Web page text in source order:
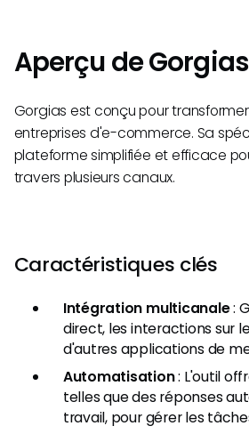
Aperçu de Gorgias
Gorgias est conçu pour
entreprises d'e-commerce. Sa
plateforme simplifiée et efficace
travers plusieurs canaux.
Caractéristiques clés
Intégration multicanale:
direct, les interactions sur
d'autres applications de
Automatisation: L'outil
telles que des réponses
travail, pour gérer les